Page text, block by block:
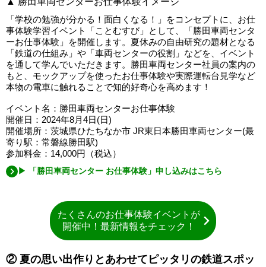
「学校の勉強が分かる！面白くなる！」をコンセプトに、お仕
事体験学習イベント「ことむすび」として、「勝田車両センタ
ーお仕事体験」を開催します。夏休みの自由研究の題材となる
「鉄道の仕組み」や「車両センターの役割」などを、イベント
を通して学んでいただきます。勝田車両センター社員の案内の
もと、モックアップを使ったお仕事体験や実際運転台見学など
本物の電車に触れることで知的好奇心を高めます！
イベント名：勝田車両センターお仕事体験
開催日：2024年8月4日(日)
開催場所：茨城県ひたちなか市 JR東日本勝田車両センター(最
寄り駅：常磐線勝田駅)
参加料金：14,000円（税込）
▶ 「勝田車両センター お仕事体験」申し込みはこちら
たくさんのお仕事体験イベントが
開催中！最新情報をチェック！
② 夏の思い出作りとあわせてピッタリの鉄道スポッ